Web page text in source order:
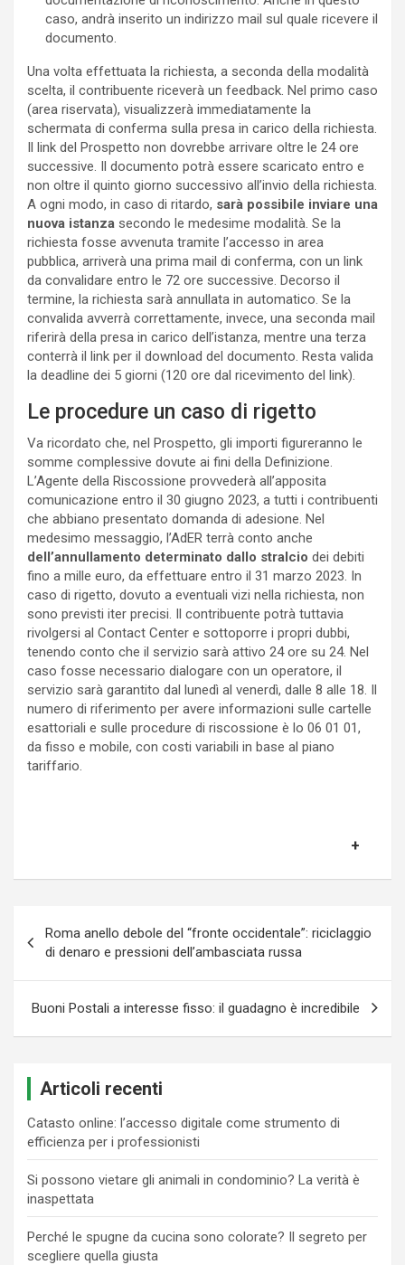
caso, andrà inserito un indirizzo mail sul quale ricevere il
documento.
Una volta effettuata la richiesta, a seconda della modalità
scelta, il contribuente riceverà un feedback. Nel primo caso
(area riservata), visualizzerà immediatamente la
schermata di conferma sulla presa in carico della richiesta.
Il link del Prospetto non dovrebbe arrivare oltre le 24 ore
successive. Il documento potrà essere scaricato entro e
non oltre il quinto giorno successivo all’invio della richiesta.
A ogni modo, in caso di ritardo, sarà possibile inviare una
nuova istanza secondo le medesime modalità. Se la
richiesta fosse avvenuta tramite l’accesso in area
pubblica, arriverà una prima mail di conferma, con un link
da convalidare entro le 72 ore successive. Decorso il
termine, la richiesta sarà annullata in automatico. Se la
convalida avverrà correttamente, invece, una seconda mail
riferirà della presa in carico dell’istanza, mentre una terza
conterrà il link per il download del documento. Resta valida
la deadline dei 5 giorni (120 ore dal ricevimento del link).
Le procedure un caso di rigetto
Va ricordato che, nel Prospetto, gli importi figureranno le
somme complessive dovute ai fini della Definizione.
L’Agente della Riscossione provvederà all’apposita
comunicazione entro il 30 giugno 2023, a tutti i contribuenti
che abbiano presentato domanda di adesione. Nel
medesimo messaggio, l’AdER terrà conto anche
dell’annullamento determinato dallo stralcio dei debiti
fino a mille euro, da effettuare entro il 31 marzo 2023. In
caso di rigetto, dovuto a eventuali vizi nella richiesta, non
sono previsti iter precisi. Il contribuente potrà tuttavia
rivolgersi al Contact Center e sottoporre i propri dubbi,
tenendo conto che il servizio sarà attivo 24 ore su 24. Nel
caso fosse necessario dialogare con un operatore, il
servizio sarà garantito dal lunedì al venerdì, dalle 8 alle 18. Il
numero di riferimento per avere informazioni sulle cartelle
esattoriali e sulle procedure di riscossione è lo 06 01 01,
da fisso e mobile, con costi variabili in base al piano
tariffario.
articoli
Roma anello debole del “fronte occidentale”: riciclaggio
di denaro e pressioni dell’ambasciata russa
Buoni Postali a interesse fisso: il guadagno è incredibile
Articoli recenti
Catasto online: l’accesso digitale come strumento di
efficienza per i professionisti
Si possono vietare gli animali in condominio? La verità è
inaspettata
Perché le spugne da cucina sono colorate? Il segreto per
scegliere quella giusta